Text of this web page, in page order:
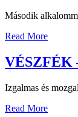
Második
Read More
VÉSZFÉK
Izgalmas és
Read More